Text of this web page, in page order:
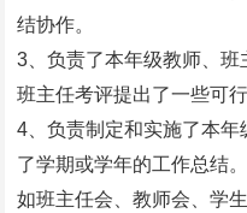
结协作。
3、负责了本年级教师、班
班主任考评提出了一些可行
4、负责制定和实施了本
了学期或学年的工作总结
如班主任会、教师会、学